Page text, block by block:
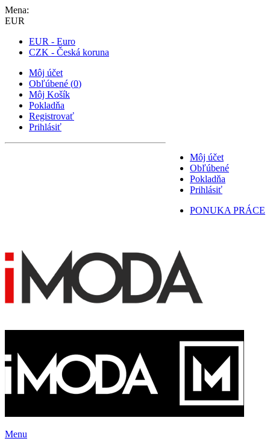
Mena:
EUR
EUR - Euro
CZK - Česká koruna
Môj účet
Obľúbené (0)
Môj Košík
Pokladňa
Registrovať
Prihlásiť
Môj účet
Obľúbené
Pokladňa
Prihlásiť
PONUKA PRÁCE
Menu